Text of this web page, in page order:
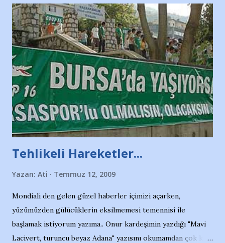
Tehlikeli Hareketler...
Yazan: Ati Temmuz 12, 2009
Mondiali den gelen güzel haberler içimizi açarken,
yüzümüzden gülücüklerin eksilmemesi temennisi ile
başlamak istiyorum yazıma.. Onur kardeşimin yazdığı "Mavi
Lacivert, turuncu beyaz Adana" yazısını okumamdan çok kısa